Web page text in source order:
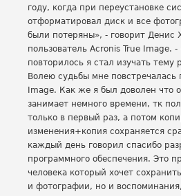
году, когда при переустановке
отформатировал диск и все
были потеряны», - говорит Денис
пользователь Acronis True Image.
повторилось я стал изучать тему
Волею судьбы мне повстречалась
Image. Как же я был доволен что
занимает немного времени, тк
только в первый раз, а потом
изменения+копия сохраняется
каждый день говорил спасибо
программного обеспечения. Это
человека который хочет
и фотографии, но и